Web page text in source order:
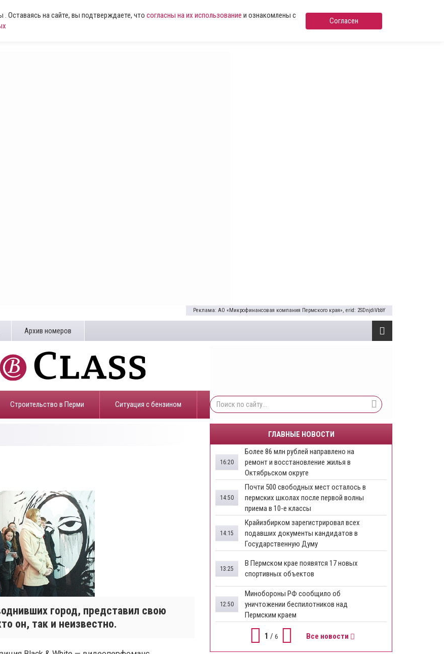
на сайте, вы подтверждаете, что согласны на их использование и ознакомлены с
Согласен
Реклама: АО «Микрофинансовая компания Пермского края», erid: 2SDnjdiVbbY
Архив номеров
Строительство в Перми ​Ситуация с бензином
город, представил свою
он, так и неизвестно.
ГЛАВНЫЕ НОВОСТИ
Более 86 млн рублей направлено на
ремонт и восстановление жилья в
Октябрьском округе
16:20
Почти 500 свободных мест осталось в
пермских школах после первой волны
приема в 10-е классы
14:50
Крайизбирком зарегистрировал всех
подавших документы кандидатов в
Государственную Думу
14:15
​В Пермском крае появятся 17 новых
спортивных объектов
13:25
Минобороны РФ сообщило об
уничтожении беспилотников над
Пермским краем
12:50
1 / 6 Все новости